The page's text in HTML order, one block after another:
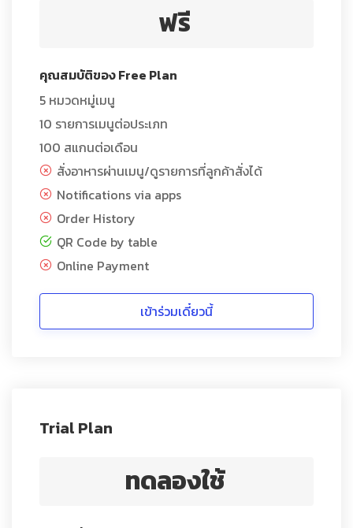
ฟรี
คุณสมบัติของ Free Plan
5 หมวดหมู่เมนู
10 รายการเมนูต่อประเภท
100 สแกนต่อเดือน
สั่งอาหารผ่านเมนู/ดูรายการที่ลูกค้าสั่งได้
Notifications via apps
Order History
QR Code by table
Online Payment
เข้าร่วมเดี๋ยวนี้
Trial Plan
ทดลองใช้